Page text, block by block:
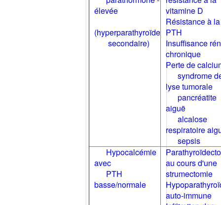
INTOXICATION PAR LE
INTOXICATION PAR LES
INVAGINATION INTESTINALE
INVALIDITE EN ASSURANCE
élevée
(hyperparathyroïde
secondaire)
vitamine D
Résistance à la
PTH
Insuffisance
chronique
Perte de
syndrome
lyse tumorale
pancréatite
aiguë
alcalose
respiratoire
sepsis
Hypocalcémie
avec
PTH
basse/normale
au cours d'une
strumectomie
auto-immune